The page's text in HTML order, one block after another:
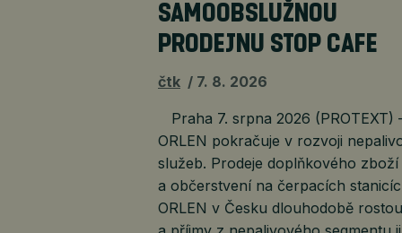
SAMOOBSLUŽNOU
PRODEJNU STOP CAFE
čtk 7. 8. 2026
Praha 7. srpna 2026 (PROTEXT)
ORLEN pokračuje v rozvoji
služeb. Prodeje doplňkového zboží
a občerstvení na čerpacích
ORLEN v Česku dlouhodobě rostou